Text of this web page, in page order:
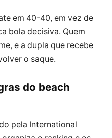
em 40-40, em vez de
bola decisiva. Quem
e a dupla que recebe
o saque.
do beach
pela International